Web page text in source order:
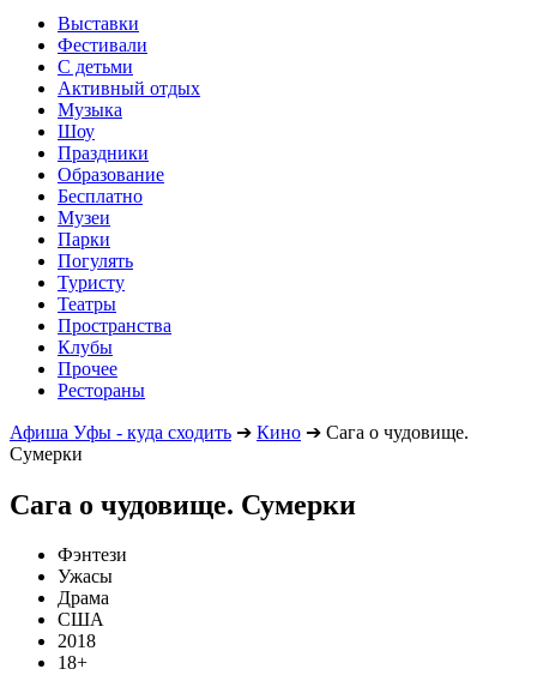
Выставки
Фестивали
С детьми
Активный отдых
Музыка
Шоу
Праздники
Образование
Бесплатно
Музеи
Парки
Погулять
Туристу
Театры
Пространства
Клубы
Прочее
Рестораны
Афиша Уфы - куда сходить ➔ Кино ➔ Сага о чудовище.
Сумерки
Сага о чудовище. Сумерки
Фэнтези
Ужасы
Драма
США
2018
18+